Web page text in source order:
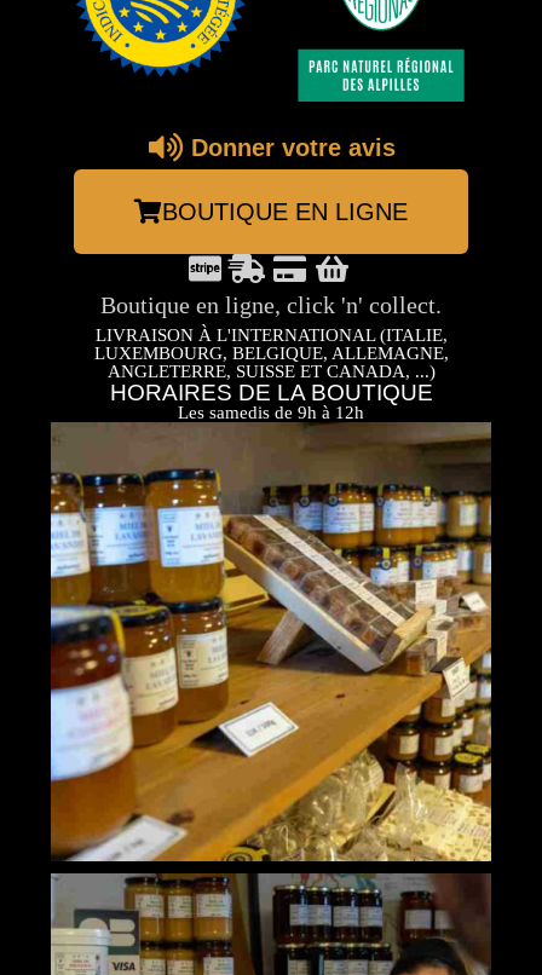
Donner votre avis
BOUTIQUE EN LIGNE
Boutique en ligne, click 'n' collect.
LIVRAISON À L'INTERNATIONAL (ITALIE,
LUXEMBOURG, BELGIQUE, ALLEMAGNE,
ANGLETERRE, SUISSE ET CANADA, ...)
HORAIRES DE LA BOUTIQUE
Les samedis de 9h à 12h